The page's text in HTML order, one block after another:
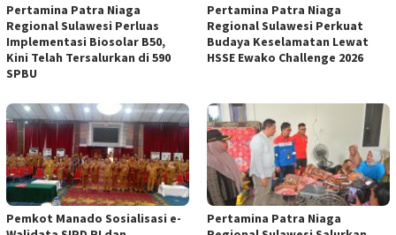
Pertamina Patra Niaga
Regional Sulawesi Perluas
Implementasi Biosolar B50,
Kini Telah Tersalurkan di 590
SPBU
Pertamina Patra Niaga
Regional Sulawesi Perkuat
Budaya Keselamatan Lewat
HSSE Ewako Challenge 2026
Pemkot Manado Sosialisasi e-
Pertamina Patra Niaga